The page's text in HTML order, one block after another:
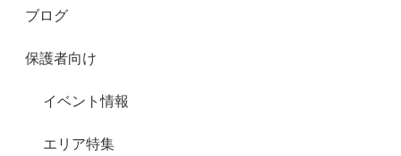
ブログ
保護者向け
イベント情報
エリア特集